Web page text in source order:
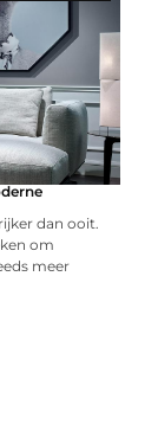
dan ooit.
om
meer